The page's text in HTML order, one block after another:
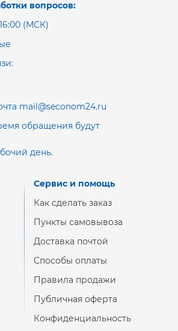
вопросов:
(МСК)
mail@seconom24.ru
обращения будут
день.
Сервис и помощь
Как сделать заказ
Пункты самовывоза
Доставка почтой
Способы оплаты
Правила продажи
Публичная оферта
Конфиденциальность